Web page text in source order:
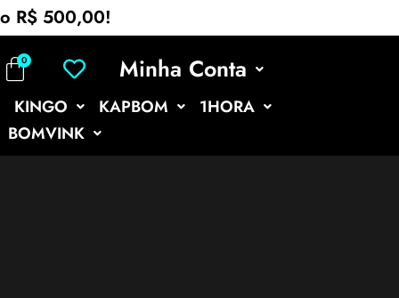
R$ 500,00!
Minha Conta
KINGO KAPBOM
1HORA
BOMVINK